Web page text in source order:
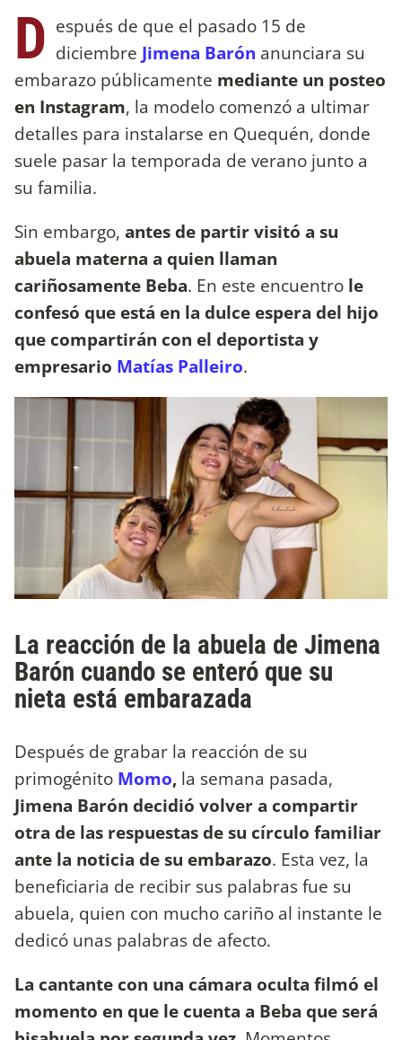
D espués de que el pasado 15 de
diciembre Jimena Barón anunciara su
embarazo públicamente mediante un posteo
en Instagram, la modelo comenzó a ultimar
detalles para instalarse en Quequén, donde
suele pasar la temporada de verano junto a
su familia.
Sin embargo, antes de partir visitó a su
abuela materna a quien llaman
cariñosamente Beba. En este encuentro le
confesó que está en la dulce espera del hijo
que compartirán con el deportista y
empresario Matías Palleiro.
La reacción de la abuela de Jimena
Barón cuando se enteró que su
nieta está embarazada
Después de grabar la reacción de su
primogénito Momo, la semana pasada,
Jimena Barón decidió volver a compartir
otra de las respuestas de su círculo familiar
ante la noticia de su embarazo. Esta vez, la
beneficiaria de recibir sus palabras fue su
abuela, quien con mucho cariño al instante le
dedicó unas palabras de afecto.
La cantante con una cámara oculta filmó el
momento en que le cuenta a Beba que será